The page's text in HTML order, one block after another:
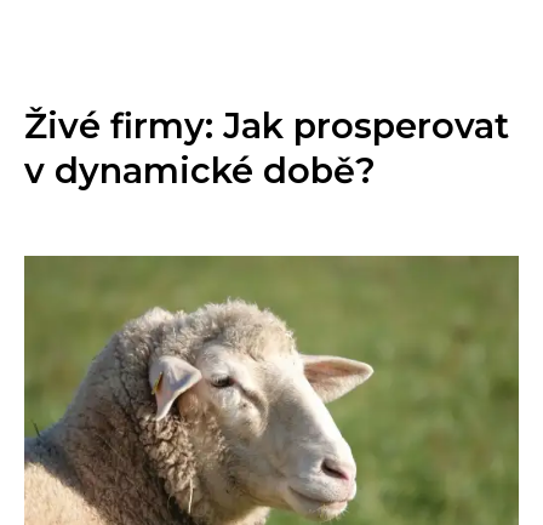
Živé firmy: Jak prosperovat
v dynamické době?